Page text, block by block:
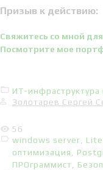
Призыв к действию:
Свяжитесь со мной
Посмотрите мое
ИТ-
Золотарев Сергей
56
windows server
оптимизация
ПРОграммист